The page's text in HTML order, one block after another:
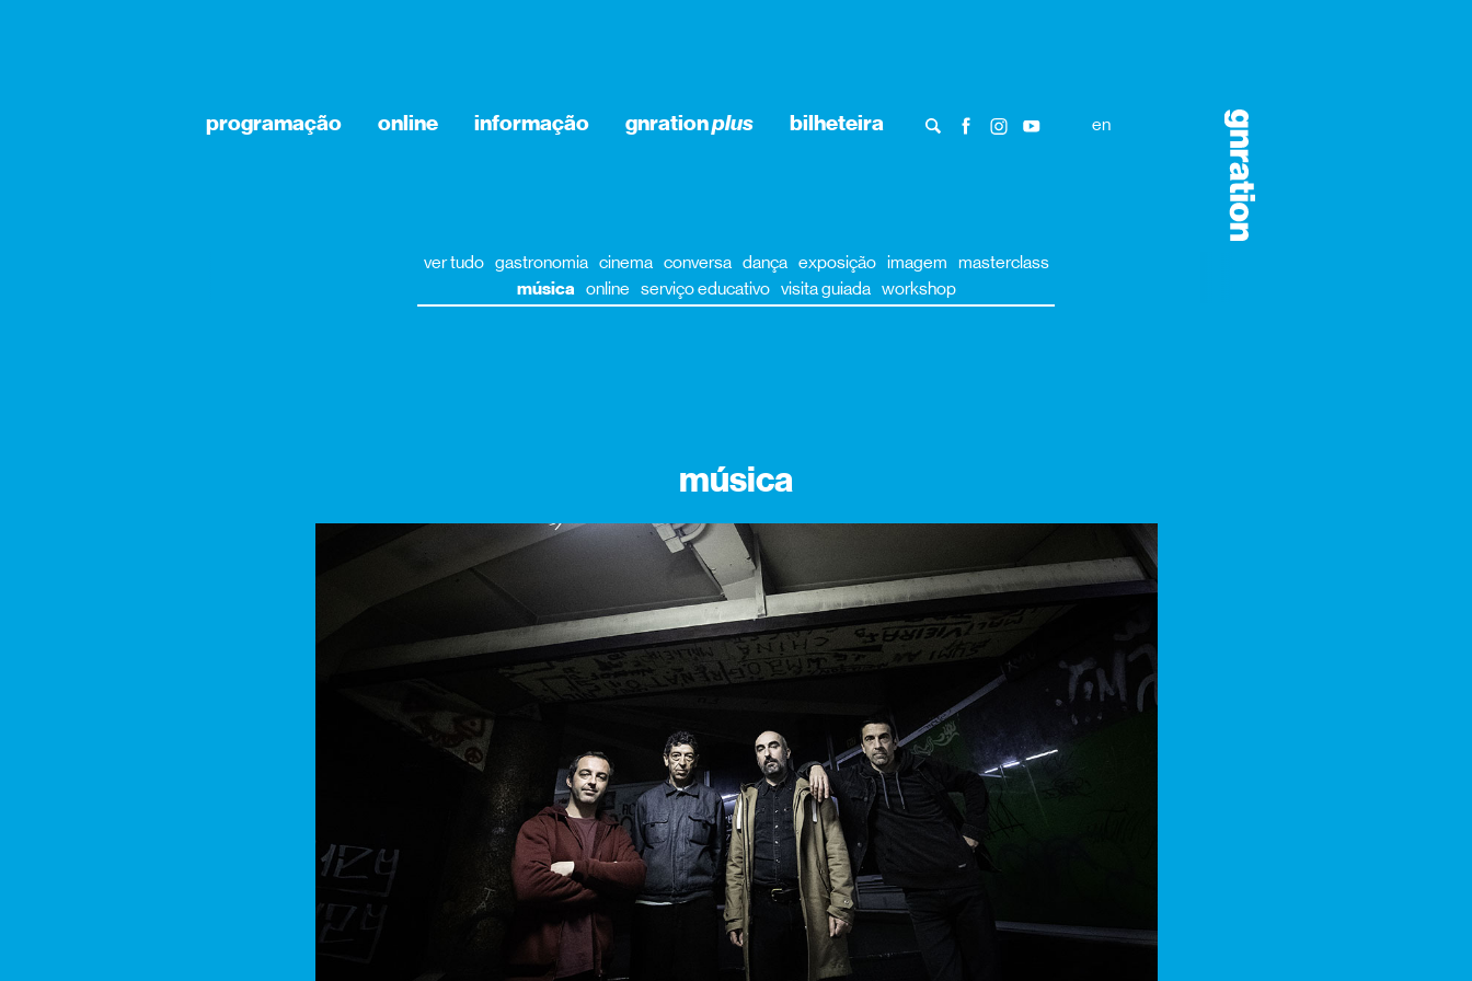
programação online informação gnrationplus bilheteira en
ver tudo gastronomia cinema conversa dança exposição imagem masterclass
música online serviço educativo visita guiada workshop
música